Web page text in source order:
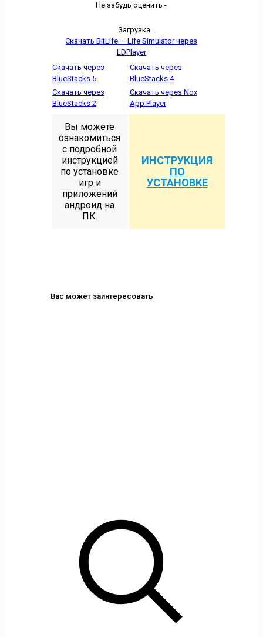
Не забудь оценить -
Загрузка...
Скачать BitLife — Life Simulator через
LDPlayer
Скачать через
BlueStacks 5
Скачать через
BlueStacks 4
Скачать через
BlueStacks 2
Скачать через Nox
App Player
Вы можете
ознакомиться
с подробной
инструкцией
по установке
игр и
приложений
андроид на
ПК.
ИНСТРУКЦИЯ
ПО
УСТАНОВКЕ
Вас может заинтересовать